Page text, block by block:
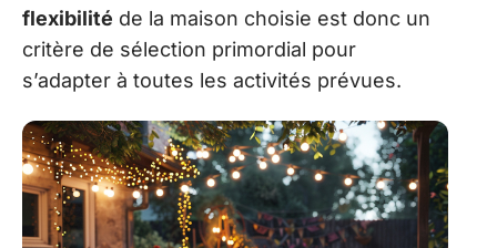
flexibilité de la maison choisie est donc un
critère de sélection primordial pour
s’adapter à toutes les activités prévues.